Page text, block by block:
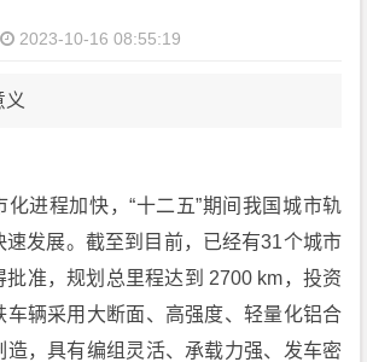
2023-10-16 08:55:19
义
化进程加快，“十二五”期间我国城市轨
速发展。截至到目前，已经有31个城市
批准，规划总里程达到 2700 km，投资
车辆采用大断面、高强度、轻量化铝合
造，具有编组灵活、承载力强、发车密